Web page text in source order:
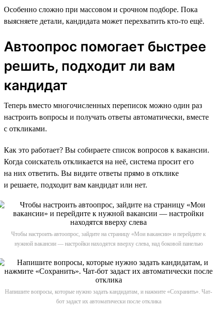
Особенно сложно при массовом и срочном подборе. Пока
выясняете детали, кандидата может перехватить кто-то ещё.
Автоопрос помогает быстрее
решить, подходит ли вам
кандидат
Теперь вместо многочисленных переписок можно один раз
настроить вопросы и получать ответы автоматически, вместе
с откликами.
Как это работает? Вы собираете список вопросов к вакансии.
Когда соискатель откликается на неё, система просит его
на них ответить. Вы видите ответы прямо в отклике
и решаете, подходит вам кандидат или нет.
Чтобы настроить автоопрос, зайдите на страницу «Мои вакансии» и перейдите к
нужной вакансии — настройки находятся вверху слева, над боковой панелью
Напишите вопросы, которые нужно задать кандидатам, и нажмите «Сохранить». Чат-
бот задаст их автоматически после отклика